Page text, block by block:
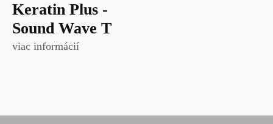
Keratin Plus -
Sound Wave T
viac informácií